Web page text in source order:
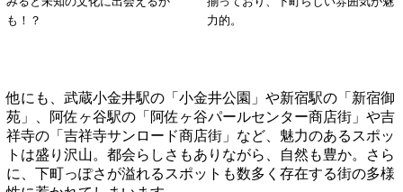
も！？
力的。
他にも、武蔵小金井駅の「小金井公園」や新宿駅の「新宿御
苑」、阿佐ヶ谷駅の「阿佐ヶ谷パールセンター商店街」や吉
祥寺の「吉祥寺サンロード商店街」など、魅力のあるスポッ
トは盛り沢山。都会らしさもありながら、自然も豊か。さら
に、下町っぽさが溢れるスポットも数多く存在する街の多様